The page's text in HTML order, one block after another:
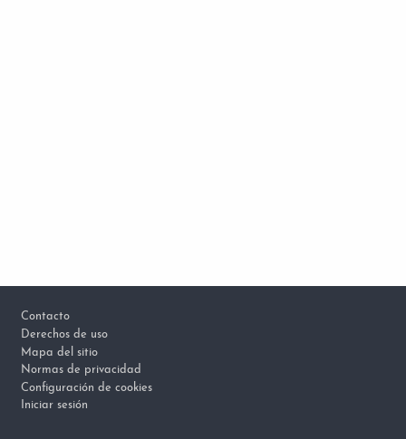
Contacto
Derechos de uso
Mapa del sitio
Normas de privacidad
Configuración de cookies
Iniciar sesión